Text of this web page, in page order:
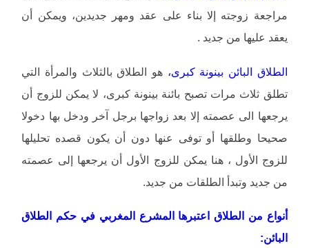
مراجعة زوجته إلا بناء على عقد ومهر جديدين، ويمكن أن
يعقد عليها من جديد .
الطلاق البائن بينونة كبرى، هو الطلاق بالثلاث والمرأة التي
تطلق ثلاث مرات تصبح بائنة بينونة كبرى، لا يمكن للزوج أن
يرجعها الى عصمته إلا بعد زواجها برجل آخر ودخل بها دخولا
صحيحا وطلقها أو توفى عنها دون أن يكون قصده تحليلها
للزوج الأول ، هنا يمكن للزوج الأول أن يرجعها إلى عصمته
من جديد وتبدأ الطلقات من جديد.
أنواع من الطلاق اعتبرها المشرع المغربي في حكم الطلاق
البائن: